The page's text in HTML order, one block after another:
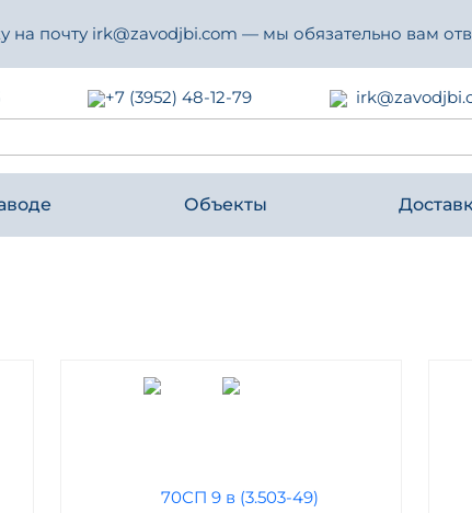
почту irk@zavodjbi.com — мы обязательно вам
+7 (3952) 48-12-79
Объекты